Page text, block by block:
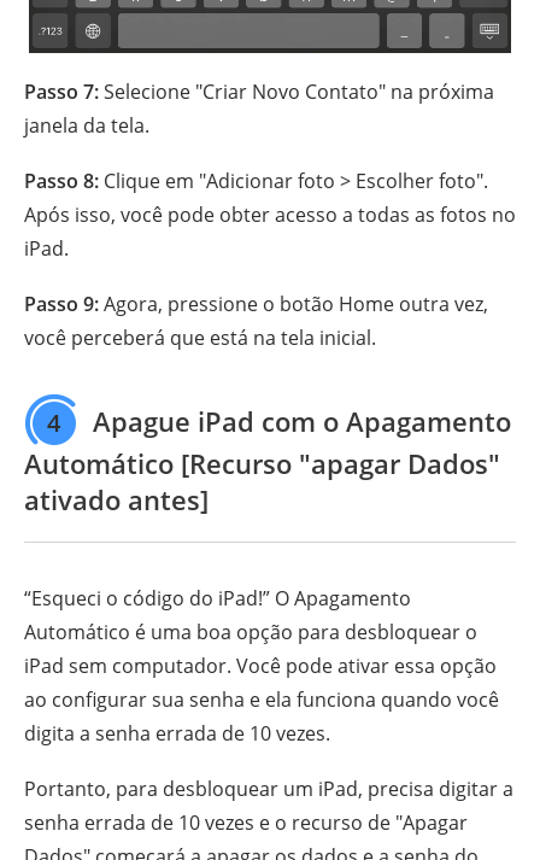
Passo 7:Selecione "Criar Novo Contato" na próxima
janela da tela.
Passo 8: Clique em "Adicionar foto > Escolher foto".
Após isso, você pode obter acesso a todas as fotos no
iPad.
Passo 9:Agora, pressione o botão Home outra vez,
você perceberá que está na tela inicial.
4
Apague iPad com o Apagamento
Automático [Recurso "apagar Dados"
ativado antes]
“Esqueci o código do iPad!” O Apagamento
Automático é uma boa opção para desbloquear o
iPad sem computador. Você pode ativar essa opção
ao configurar sua senha e ela funciona quando você
digita a senha errada de 10 vezes.
Portanto, para desbloquear um iPad, precisa digitar a
senha errada de 10 vezes e o recurso de "Apagar